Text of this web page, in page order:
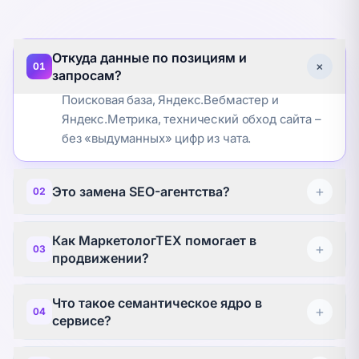
01
Откуда данные по позициям и
запросам?
+
Поисковая база, Яндекс.Вебмастер и
Яндекс.Метрика, технический обход сайта –
без «выдуманных» цифр из чата.
02 Это замена SEO-агентства? +
03
Как МаркетологТЕХ помогает в
продвижении?
+
04
Что такое семантическое ядро в
сервисе?
+